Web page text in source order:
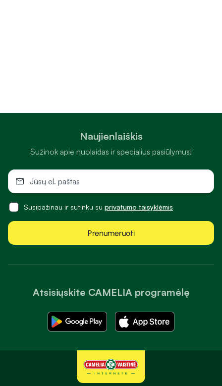
Atsisiųskite CAMELIA programėlę
Naujienlaiškis
Sužinok apie nuolaidas ir specialius pasiūlymus!
Susipažinau ir sutinku su privatumo taisyklėmis
Prenumeruoti